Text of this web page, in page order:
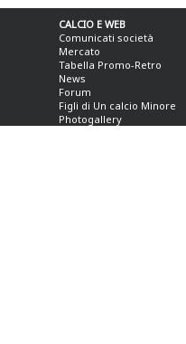
CALCIO E WEB
Comunicati società
Mercato
Tabella Promo-Retro
News
Forum
Figli di Un calcio Minore
Photogallery